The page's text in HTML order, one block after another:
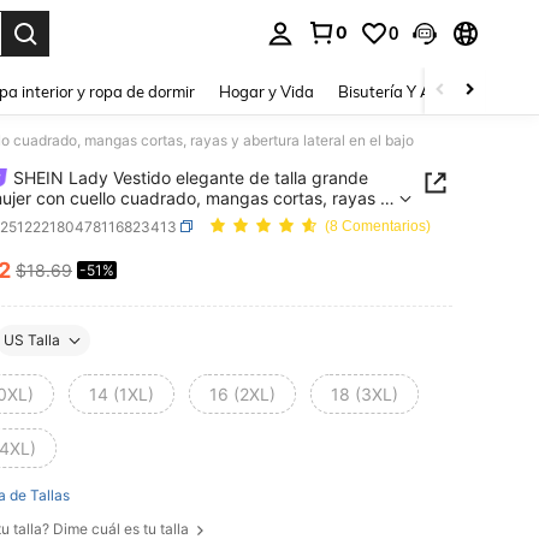
0 0
interior y ropa de dormir Hogar y Vida Bisutería Y Accesorios
cuadrado, mangas cortas, rayas y abertura lateral en el bajo
SHEIN Lady Vestido elegante de talla grande
con cuello cuadrado, mangas cortas, rayas y
lateral en el bajo
(8 Comentarios)
AND AVAILABILITY
$18.69 -51%
US Talla
14 (1XL) 16 (2XL) 18 (3XL)
de Tallas
talla? Dime cuál es tu talla